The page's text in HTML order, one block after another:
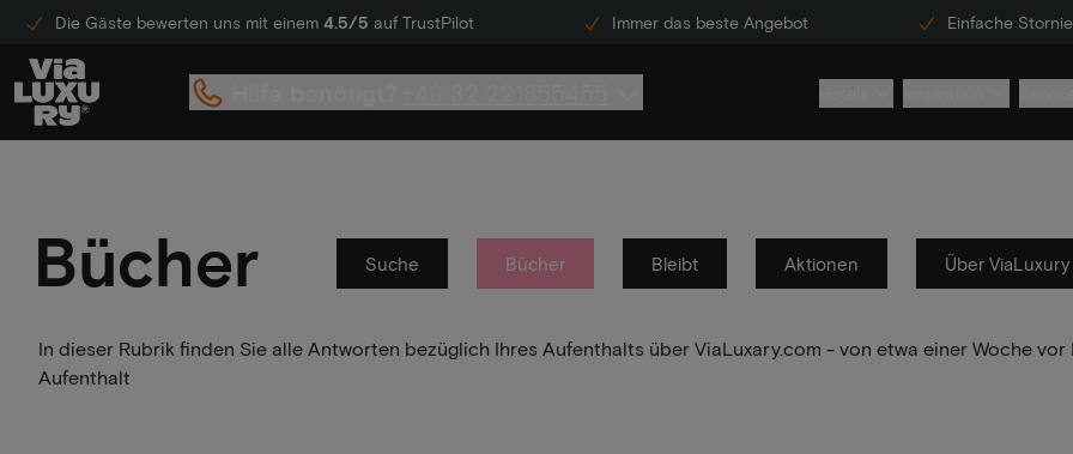
Die Gäste bewerten uns mit einem 4.5/5 auf TrustPilot Immer das beste Angebot Einfache
Bücher Suche Bücher Bleibt Aktionen Über ViaLuxury
In dieser Rubrik finden Sie alle Antworten bezüglich Ihres Aufenthalts über ViaLuxary.com - von etwa einer Woche
Aufenthalt